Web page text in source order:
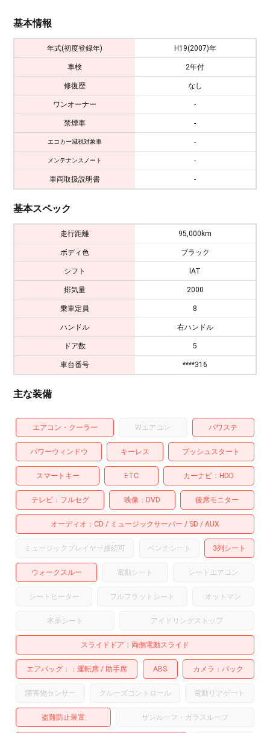
基本情報
年式(初度登録年) H19(2007)年
車検 2年付
修復歴 なし
ワンオーナー -
禁煙車 -
エコカー減税対象車 -
メンテナンスノート -
車両取扱説明書 -
基本スペック
走行距離 95,000km
ボディ色 ブラック
シフト IAT
排気量 2000
乗車定員 8
ハンドル 右ハンドル
ドア数 5
車台番号 ****316
主な装備
エアコン・クーラー Wエアコン パワステ
パワーウィンドウ キーレス プッシュスタート
スマートキー ETC カーナビ HDD
テレビ フルセグ 映像 DVD 後席モニター
オーディオ CD ミュージックサーバー SD AUX
ミュージックプレイヤー接続可 ベンチシート 3列シート
ウォークスルー 電動シート シートエアコン
シートヒーター フルフラットシート オットマン
本革シート アイドリングストップ
スライドドア 両側電動スライド
エアバッグ： 運転席 助手席 ABS カメラ バック
障害物センサー クルーズコントロール 電動リアゲート
盗難防止装置 サンルーフ・ガラスルーフ